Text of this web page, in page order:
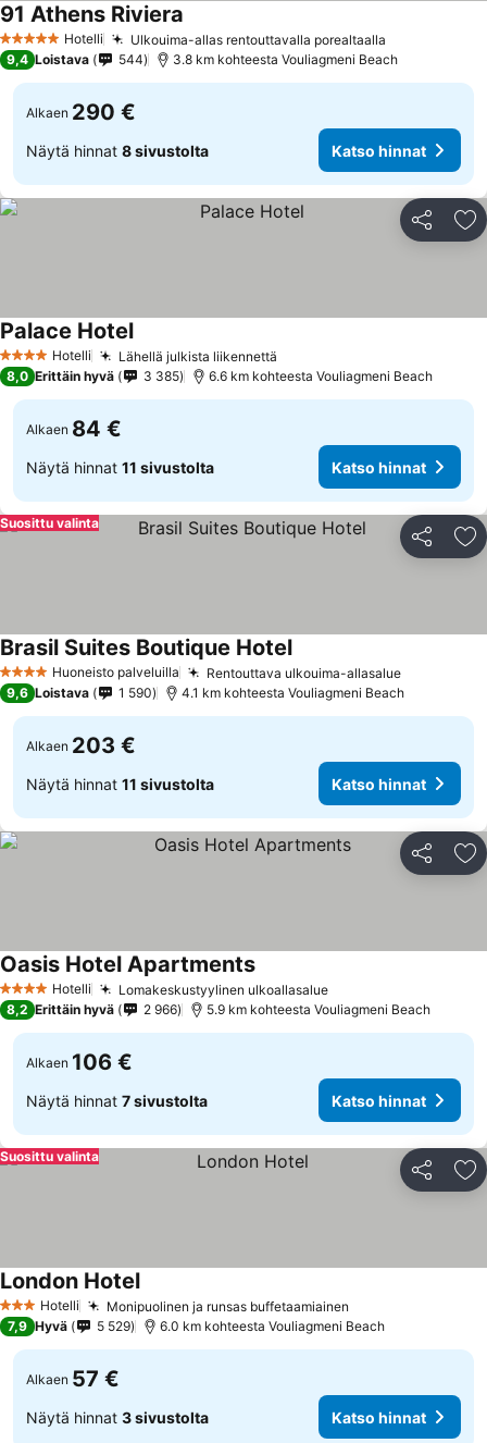
5 Tähtiluokitus
Hotelli Ulkouima-allas rentouttavalla porealtaalla
91 Athens Riviera
9,4 Loistava 544 3.8 km kohteesta Vouliagmeni Beach
Alkaen 290 €
Näytä hinnat 8 sivustolta Katso hinnat
Jaa
4 Tähtiluokitus
Hotelli Lähellä julkista liikennettä
Palace Hotel
8,0 Erittäin hyvä 3 385 6.6 km kohteesta Vouliagmeni Beach
Alkaen 84 €
Näytä hinnat 11 sivustolta Katso hinnat
Jaa
Suosittu valinta
4 TähtiluokitusHuoneisto palveluilla Rentouttava ulkouima-allasalue
Brasil Suites Boutique Hotel
9,6 Loistava 1 590 4.1 km kohteesta Vouliagmeni Beach
Alkaen 203 €
Näytä hinnat 11 sivustolta Katso hinnat
Jaa
4 Tähtiluokitus
Hotelli Lomakeskustyylinen ulkoallasalue
Oasis Hotel Apartments
8,2 Erittäin hyvä 2 966 5.9 km kohteesta Vouliagmeni Beach
Alkaen 106 €
Näytä hinnat 7 sivustolta Katso hinnat
Jaa
Suosittu valinta
3 Tähtiluokitus
Hotelli Monipuolinen ja runsas buffetaamiainen
London Hotel
7,9 Hyvä 5 529 6.0 km kohteesta Vouliagmeni Beach
Alkaen 57 €
Näytä hinnat 3 sivustolta Katso hinnat